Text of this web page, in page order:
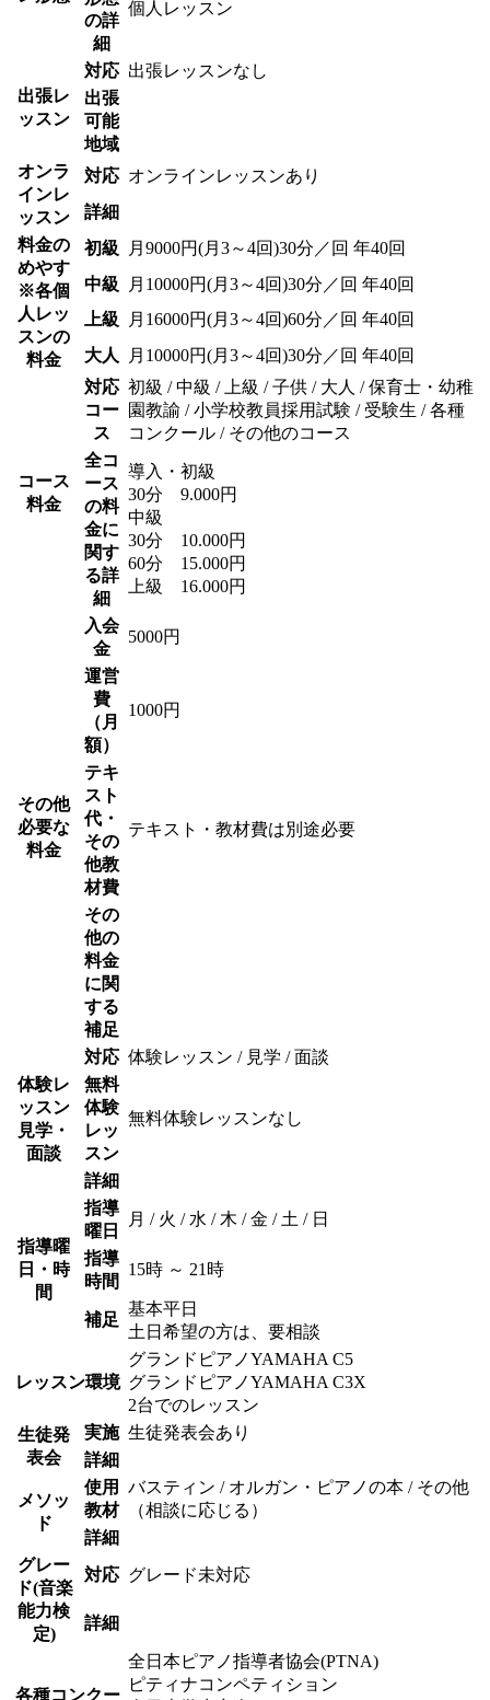
の詳
細
個人レッスン
出張レ
ッスン
対応 出張レッスンなし
出張
可能
地域
オンラ
インレ
ッスン
対応 オンラインレッスンあり
詳細
料金の
めやす
※各個
人レッ
スンの
料金
初級
月9000円(月3～4回)30分／回 年40回
中級
月10000円(月3～4回)30分／回 年40回
上級
月16000円(月3～4回)60分／回 年40回
大人
月10000円(月3～4回)30分／回 年40回
コース
料金
対応
コー
ス
初級 / 中級 / 上級 / 子供 / 大人 / 保育士・幼稚
園教諭 / 小学校教員採用試験 / 受験生 / 各種
コンクール / その他のコース
全コ
ース
の料
金に
関す
る詳
細
導入・初級
30分 9.000円
中級
30分 10.000円
60分 15.000円
上級 16.000円
その他
必要な
料金
入会
金
5000円
運営
費
（月
額）
1000円
テキ
スト
代・
その
他教
材費
テキスト・教材費は別途必要
その
他の
料金
に関
する
補足
体験レ
ッスン
見学・
面談
対応 体験レッスン / 見学 / 面談
無料
体験
レッ
スン
無料体験レッスンなし
詳細
指導曜
日・時
間
指導
曜日
月 / 火 / 水 / 木 / 金 / 土 / 日
指導
時間
15時 ～ 21時
補足
基本平日
土日希望の方は、要相談
レッスン環境
グランドピアノYAMAHA C5
グランドピアノYAMAHA C3X
2台でのレッスン
生徒発
表会
実施 生徒発表会あり
詳細
メソッ
ド
使用
教材
バスティン / オルガン・ピアノの本 / その他
（相談に応じる）
詳細
グレー
ド(音楽
能力検
定)
対応 グレード未対応
詳細
各種コンクー
全日本ピアノ指導者協会(PTNA)
ピティナコンペティション